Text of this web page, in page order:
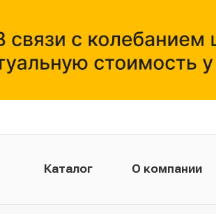
Каталог О компании